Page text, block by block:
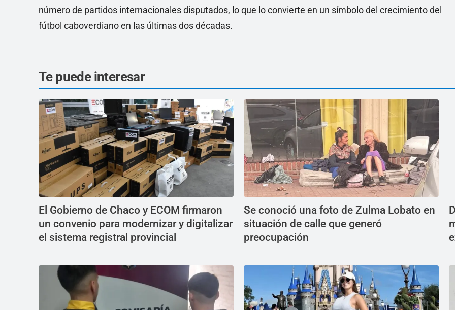
número de partidos internacionales disputados, lo que lo convierte en un símbolo del crecimiento del
fútbol caboverdiano en las últimas dos décadas.
Te puede interesar
El Gobierno de Chaco y ECOM firmaron
un convenio para modernizar y digitalizar
el sistema registral provincial
Se conoció una foto de Zulma Lobato en
situación de calle que generó
preocupación